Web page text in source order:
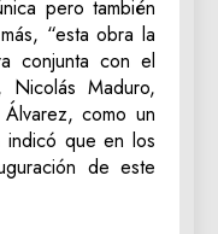
pero también
“esta obra la
conjunta con el
Nicolás Maduro,
como un
indicó que en los
de este